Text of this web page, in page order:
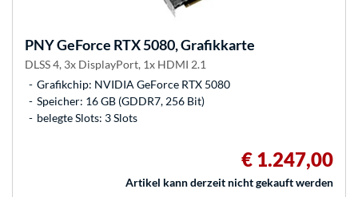
PNYGeForce RTX 5080, Grafikkarte
DLSS 4, 3x DisplayPort, 1x HDMI 2.1
Grafikchip: NVIDIA GeForce RTX 5080
Speicher: 16 GB (GDDR7, 256 Bit)
belegte Slots: 3 Slots
€ 1.247,00
Artikel kann derzeit nicht gekauft werden